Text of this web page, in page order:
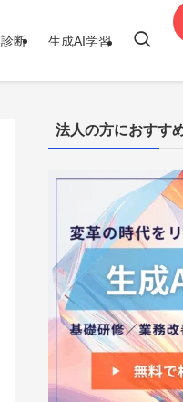
断 生成AI学習
法人の方におすす